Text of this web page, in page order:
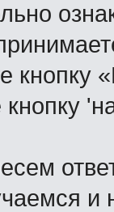
кнопку
и